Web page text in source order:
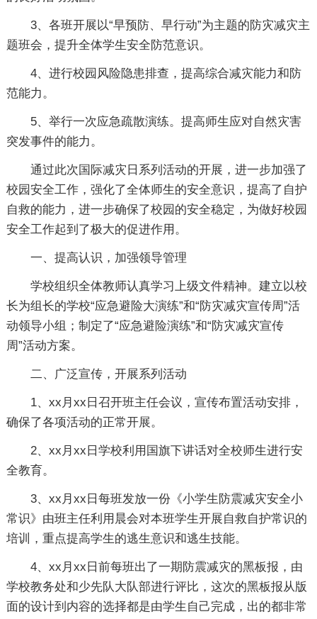
3、各班开展以“早预防、早行动”为主题的防灾减灾主
题班会，提升全体学生安全防范意识。
4、进行校园风险隐患排查，提高综合减灾能力和防
范能力。
5、举行一次应急疏散演练。提高师生应对自然灾害
突发事件的能力。
通过此次国际减灾日系列活动的开展，进一步加强了
校园安全工作，强化了全体师生的安全意识，提高了自护
自救的能力，进一步确保了校园的安全稳定，为做好校园
安全工作起到了极大的促进作用。
一、提高认识，加强领导管理
学校组织全体教师认真学习上级文件精神。建立以校
长为组长的学校“应急避险大演练”和“防灾减灾宣传周”活
动领导小组；制定了“应急避险演练”和“防灾减灾宣传
周”活动方案。
二、广泛宣传，开展系列活动
1、xx月xx日召开班主任会议，宣传布置活动安排，
确保了各项活动的正常开展。
2、xx月xx日学校利用国旗下讲话对全校师生进行安
全教育。
3、xx月xx日每班发放一份《小学生防震减灾安全小
常识》由班主任利用晨会对本班学生开展自救自护常识的
培训，重点提高学生的逃生意识和逃生技能。
4、xx月xx日前每班出了一期防震减灾的黑板报，由
学校教务处和少先队大队部进行评比，这次的黑板报从版
面的设计到内容的选择都是由学生自己完成，出的都非常